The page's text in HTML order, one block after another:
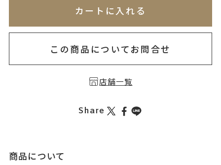
カートに入れる
この商品についてお問合せ
店舗一覧
Share
商品について